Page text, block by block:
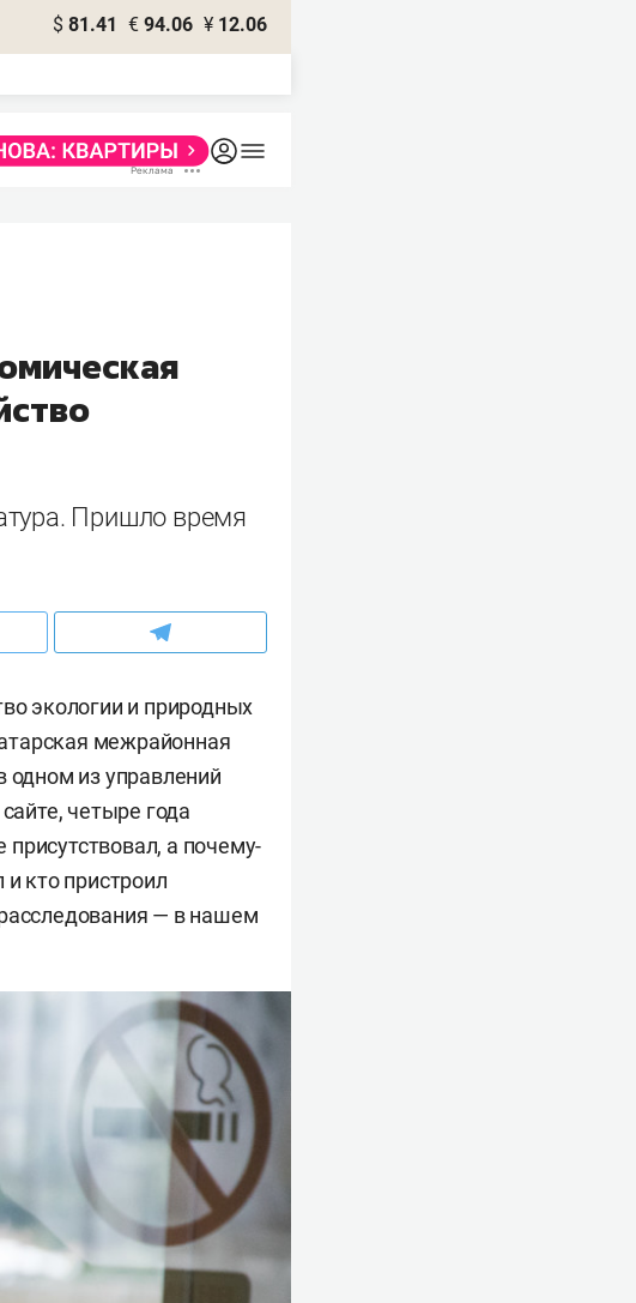
$ 81.41 € 94.06 ¥ 12.06
Пришло время
экологии и природных
межрайонная
одном из управлений
четыре года
а почему-
кто пристроил
— в нашем